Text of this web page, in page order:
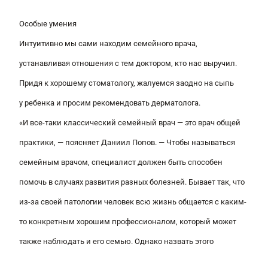
Особые умения
Интуитивно мы сами находим семейного врача,
устанавливая отношения с тем доктором, кто нас выручил.
Придя к хорошему стоматологу, жалуемся заодно на сыпь
у ребенка и просим рекомендовать дерматолога.
«И все-таки классический семейный врач — это врач общей
практики, — поясняет Даниил Попов. — Чтобы называться
семейным врачом, специалист должен быть способен
помочь в случаях развития разных болезней. Бывает так, что
из-за своей патологии человек всю жизнь общается с каким-
то конкретным хорошим про­фес­сионалом, который может
также наблюдать и его семью. Однако назвать этого